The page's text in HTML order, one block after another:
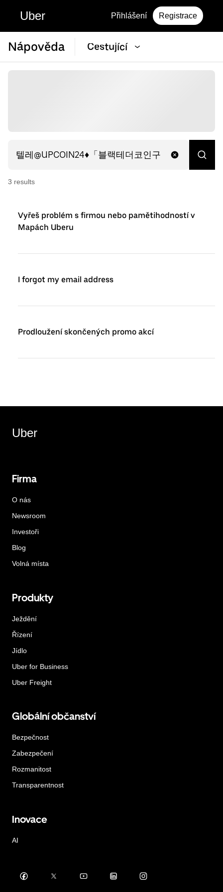
Uber Přihlášení Registrace
Nápověda Cestující
3 results
Vyřeš problém s firmou nebo pamětihodností v
Mapách Uberu
I forgot my email address
Prodloužení skončených promo akcí
Uber
Firma
O nás
Newsroom
Investoři
Blog
Volná místa
Produkty
Ježdění
Řízení
Jídlo
Uber for Business
Uber Freight
Globální občanství
Bezpečnost
Zabezpečení
Rozmanitost
Transparentnost
Inovace
AI